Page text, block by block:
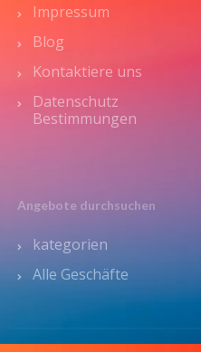
Impressum
Blog
Kontaktiere uns
Datenschutz
Bestimmungen
Angebote durchsuchen
kategorien
Alle Geschäfte